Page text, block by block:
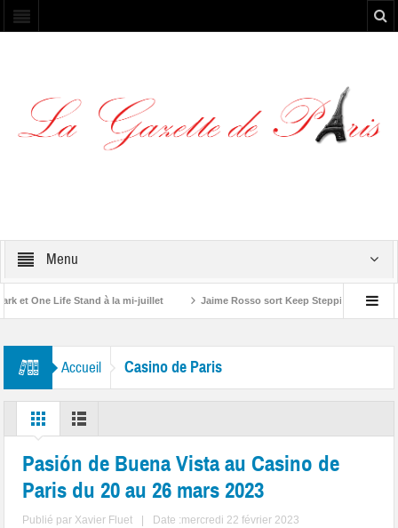
Menu
et One Life Stand à la mi-juillet Jaime Rosso sort Keep Stepping, son
Accueil Casino de Paris
Pasión de Buena Vista au Casino de
Paris du 20 au 26 mars 2023
Publié par Xavier Fluet
Date :mercredi 22 février 2023